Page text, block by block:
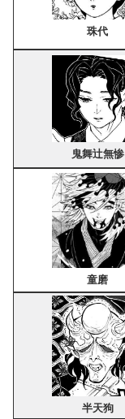
珠代
鬼舞辻無惨
童磨
半天狗